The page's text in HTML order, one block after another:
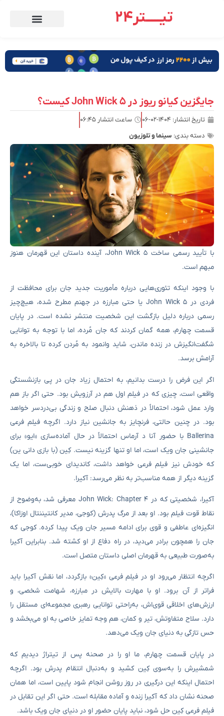
تیـــــتر24
جایگزین کیانو ریوز در John Wick 5 کیست؟
تاریخ انتشار: ۱۴۰۴-۰۲-۰۶ ساعت انتشار ۰۶:۴۵
دسته بندی: سینما و تلوزیون
با تأیید رسمی ساخت John Wick 5، آینده داستان این قهرمان هنوز
مبهم است.
با وجود اینکه تئوری‌هایی درباره مأموریت جدید جان برای محافظت از
فردی در John Wick 5 یا حتی مبارزه در جهنم مطرح شده، هیچ‌چیز
رسمی درباره دلیل بازگشت این شخصیت منتشر نشده است. در پایان
قسمت چهارم، همه گمان کردند که جان مُرده، اما با توجه به توانایی
شگفت‌انگیزش در زنده ماندن، شاید وانمود به مُردن کرده تا بالاخره به
آرامش برسد.
اگر این فرض را درست بدانیم، به احتمال زیاد جان در پی بازنشستگی
واقعی است، چیزی که در فیلم اول هم در آرزویش بود. حتی اگر باز هم
وارد عمل شود، احتمالاً در ذهنش دنبال صلح و زندگی بی‌دردسر خواهد
بود. در چنین حالتی، فرنچایز به جانشین نیاز دارد. اگرچه فیلم فرعی
Ballerina با حضور آنا د آرماس احتمالاً در حال آماده‌سازی «ایو» برای
جانشینی جان ویک است، اما او تنها گزینه نیست. کِین (با بازی دانی ین)
که خودش نیز فیلم فرعی خواهد داشت، کاندیدای خوبی‌ست، اما یک
گزینه دیگر از همه مناسب‌تر به نظر می‌رسد: آکیرا.
آکیرا، شخصیتی که در John Wick: Chapter 4 معرفی شد، به‌وضوح از
نقاط قوت فیلم بود. او بعد از مرگ پدرش (کوجی، مدیر کانتیننتال اوزاکا)،
انگیزه‌ای عاطفی و قوی برای ادامه مسیر جان ویک پیدا کرده. کوجی که
جان را همچون برادر می‌دید، در راه دفاع از او کشته شد. بنابراین آکیرا
به‌صورت طبیعی به قهرمان اصلی داستان متصل است.
اگرچه انتظار می‌رود او در فیلم فرعی «کِین» بازگردد، اما نقش آکیرا باید
فراتر از آن برود. او با مهارت بالایش در مبارزه، شهامت شخصی، و
ارزش‌های اخلاقی قوی‌اش، به‌راحتی توانایی رهبری مجموعه‌ای مستقل را
دارد. سلاح متفاوتش، تیر و کمان، هم وجه تمایز خاصی به او می‌بخشد و
حس تازگی به دنیای جان ویک می‌دهد.
در پایان قسمت چهارم، ما او را در صحنه پس از تیتراژ دیدیم که
شمشیرش را به‌سوی کِین کشید و به‌دنبال انتقام پدرش بود. اگرچه
احتمال اینکه این درگیری در روز روشن انجام شود پایین است، اما همان
صحنه نشان داد که آکیرا زنده و آماده مقابله است. حتی اگر این تقابل در
فیلم فرعی کِین حل شود، نباید پایان حضور او در دنیای جان ویک باشد.